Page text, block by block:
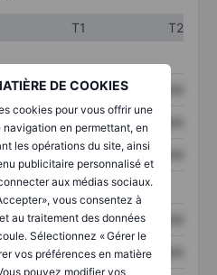
DE COOKIES
cookies pour vous offrir une
en permettant, en
les opérations du site, ainsi
publicitaire personnalisé et
aux médias sociaux.
vous consentez à
au traitement des données
Sélectionnez « Gérer le
vos préférences en matière
pouvez modifier vos
T1
T2
XXXXXXX XXXXXXX
XXXXXXX XXXXXXX
XXXXXXX XXXXXXX
XXXXXXX XXXXXXX
XXXXXXX XXXXXXX